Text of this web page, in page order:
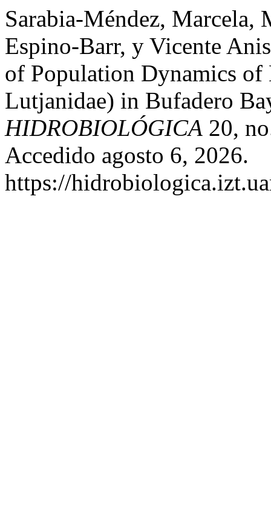
Sarabia-Méndez, Marcela,
Espino-Barr, y Vicente
of Population Dynamics of
Lutjanidae) in Bufadero
HIDROBIOLÓGICA 20,
Accedido agosto 6, 2026.
https://